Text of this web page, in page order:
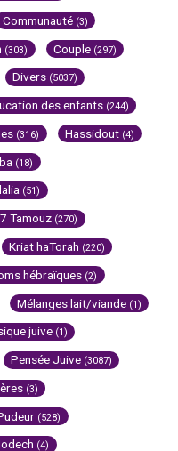
Communauté (3)
(303) Couple (297)
Divers (5037)
des enfants (244)
(316) Hassidout (4)
(18)
(51)
Tamouz (270)
Kriat haTorah (220)
hébraïques (2)
Mélanges lait/viande (1)
juive (1)
Pensée Juive (3087)
(3)
(528)
(4)